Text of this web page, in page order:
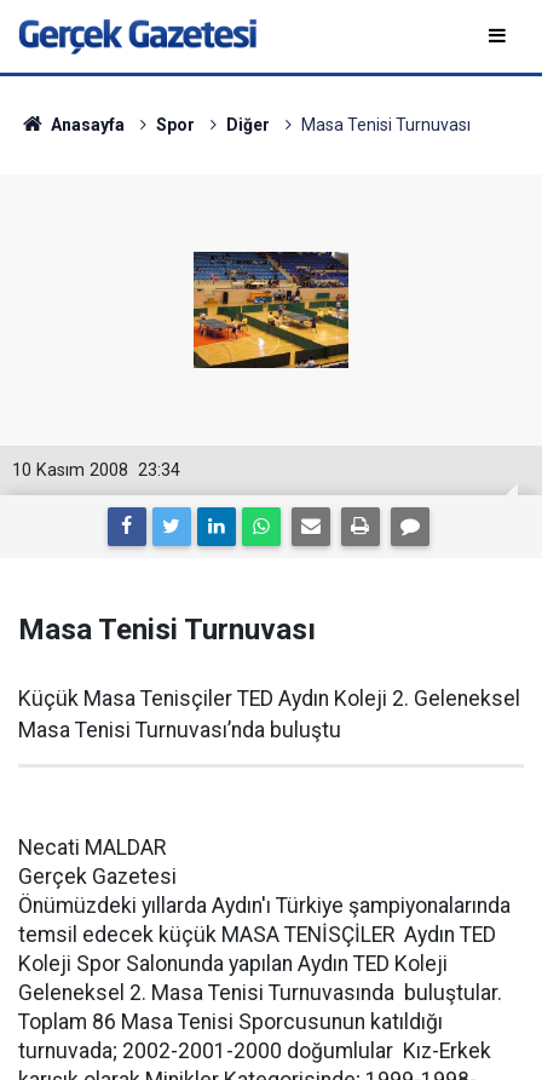
Anasayfa Spor Diğer Masa Tenisi Turnuvası
23:34
10 Kasım 2008
Masa Tenisi Turnuvası
Küçük Masa Tenisçiler TED Aydın Koleji 2. Geleneksel
Masa Tenisi Turnuvası’nda buluştu
Necati MALDAR
Gerçek Gazetesi
Önümüzdeki yıllarda Aydın'ı Türkiye şampiyonalarında
temsil edecek küçük MASA TENİSÇİLER Aydın TED
Koleji Spor Salonunda yapılan Aydın TED Koleji
Geleneksel 2. Masa Tenisi Turnuvasında buluştular.
Toplam 86 Masa Tenisi Sporcusunun katıldığı
turnuvada; 2002-2001-2000 doğumlular Kız-Erkek